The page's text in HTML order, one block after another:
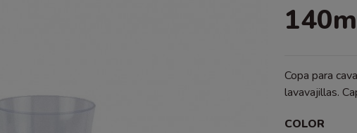
Copa para
lavavajillas.
COLOR